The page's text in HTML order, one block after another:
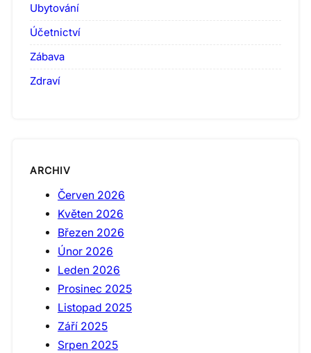
Ubytování
Účetnictví
Zábava
Zdraví
ARCHIV
Červen 2026
Květen 2026
Březen 2026
Únor 2026
Leden 2026
Prosinec 2025
Listopad 2025
Září 2025
Srpen 2025